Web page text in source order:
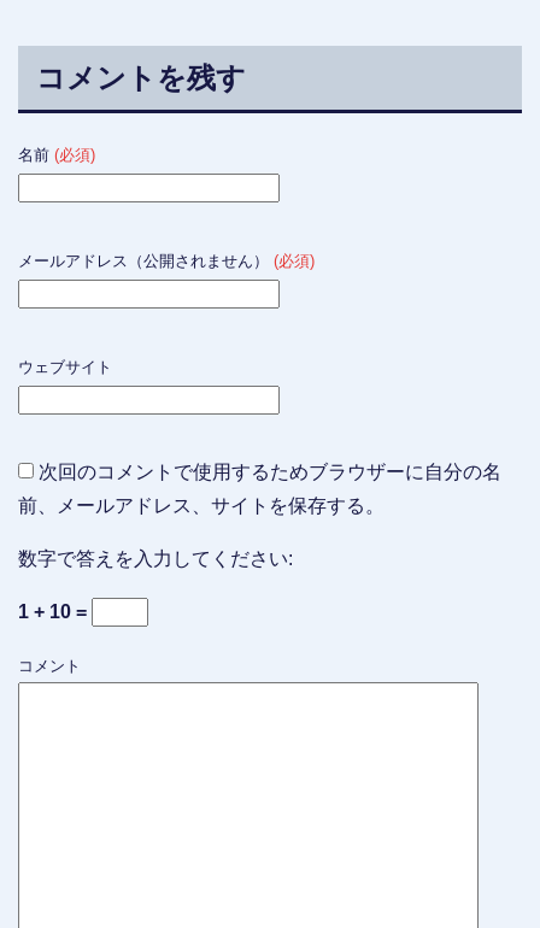
コメントを残す
名前 (必須)
メールアドレス（公開されません） (必須)
ウェブサイト
次回のコメントで使用するためブラウザーに自分の名
前、メールアドレス、サイトを保存する。
数字で答えを入力してください:
1 + 10 =
コメント